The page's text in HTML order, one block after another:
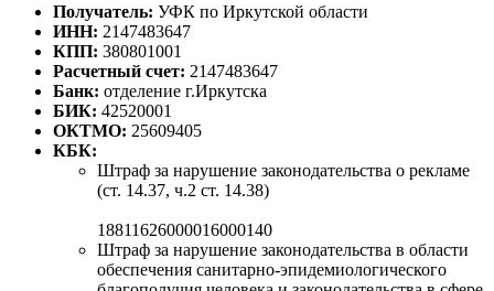
Получатель: УФК по Иркутской области
ИНН: 2147483647
КПП: 380801001
Расчетный счет: 2147483647
Банк: отделение г.Иркутска
БИК: 42520001
ОКТМО: 25609405
КБК:
Штраф за нарушение законодательства о рекламе
(ст. 14.37, ч.2 ст. 14.38)
18811626000016000140
Штраф за нарушение законодательства в области
обеспечения санитарно-эпидемиологического